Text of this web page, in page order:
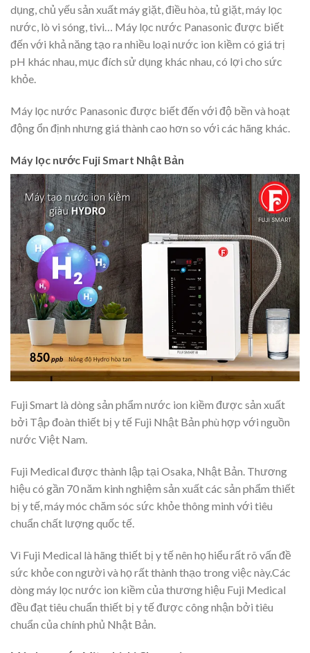
dụng, chủ yếu sản xuất máy giặt, điều hòa, tủ giặt, máy lọc
nước, lò vi sóng, tivi… Máy lọc nước Panasonic được biết
đến với khả năng tạo ra nhiều loại nước ion kiềm có giá trị
pH khác nhau, mục đích sử dụng khác nhau, có lợi cho sức
khỏe.
Máy lọc nước Panasonic được biết đến với độ bền và hoạt
động ổn định nhưng giá thành cao hơn so với các hãng khác.
Máy lọc nước Fuji Smart Nhật Bản
Fuji Smart là dòng sản phẩm nước ion kiềm được sản xuất
bởi Tập đoàn thiết bị y tế Fuji Nhật Bản phù hợp với nguồn
nước Việt Nam.
Fuji Medical được thành lập tại Osaka, Nhật Bản. Thương
hiệu có gần 70 năm kinh nghiệm sản xuất các sản phẩm thiết
bị y tế, máy móc chăm sóc sức khỏe thông minh với tiêu
chuẩn chất lượng quốc tế.
Vì Fuji Medical là hãng thiết bị y tế nên họ hiểu rất rõ vấn đề
sức khỏe con người và họ rất thành thạo trong việc này.Các
dòng máy lọc nước ion kiềm của thương hiệu Fuji Medical
đều đạt tiêu chuẩn thiết bị y tế được công nhận bởi tiêu
chuẩn của chính phủ Nhật Bản.